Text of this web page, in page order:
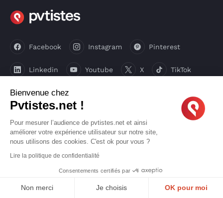
Facebook Instagram Pinterest
Linkedin Youtube X TikTok
LIENS UTILES
Mode d’emploi
Bons plans
Confidentialité
Médias
Bienvenue chez
Pvtistes.net !
Pour mesurer l’audience de pvtistes.net et ainsi
améliorer votre expérience utilisateur sur notre site,
nous utilisons des cookies. C'est ok pour vous ?
Lire la politique de confidentialité
Consentements certifiés par
Non merci Je choisis OK pour moi